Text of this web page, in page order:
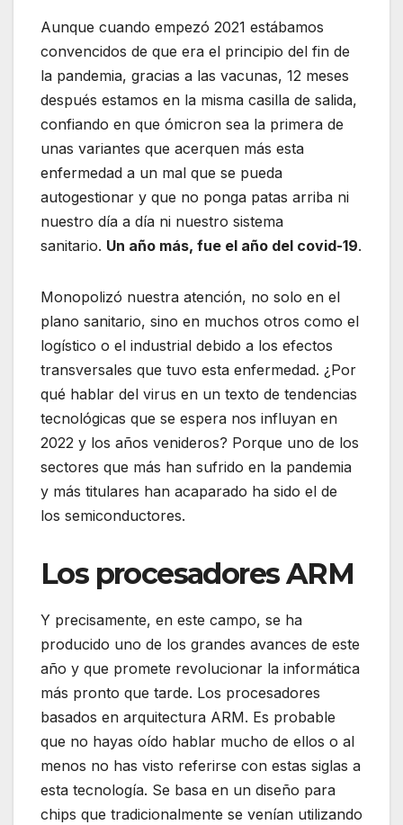
Aunque cuando empezó 2021 estábamos
convencidos de que era el principio del fin de
la pandemia, gracias a las vacunas, 12 meses
después estamos en la misma casilla de salida,
confiando en que ómicron sea la primera de
unas variantes que acerquen más esta
enfermedad a un mal que se pueda
autogestionar y que no ponga patas arriba ni
nuestro día a día ni nuestro sistema
sanitario. Un año más, fue el año del covid-19.
Monopolizó nuestra atención, no solo en el
plano sanitario, sino en muchos otros como el
logístico o el industrial debido a los efectos
transversales que tuvo esta enfermedad. ¿Por
qué hablar del virus en un texto de tendencias
tecnológicas que se espera nos influyan en
2022 y los años venideros? Porque uno de los
sectores que más han sufrido en la pandemia
y más titulares han acaparado ha sido el de
los semiconductores.
Los procesadores ARM
Y precisamente, en este campo, se ha
producido uno de los grandes avances de este
año y que promete revolucionar la informática
más pronto que tarde. Los procesadores
basados en arquitectura ARM. Es probable
que no hayas oído hablar mucho de ellos o al
menos no has visto referirse con estas siglas a
esta tecnología. Se basa en un diseño para
chips que tradicionalmente se venían utilizando